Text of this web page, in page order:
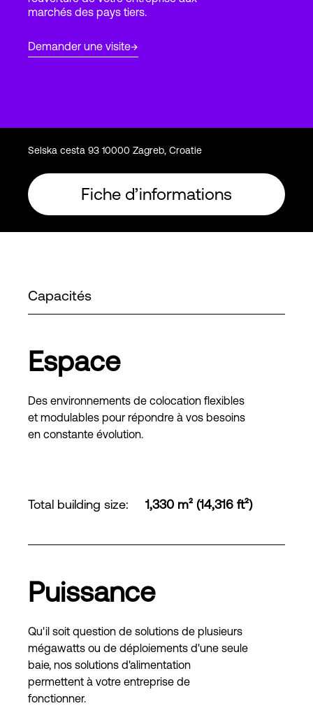
Connexion
marchés des pays tiers.
Demander une visite
Selska cesta 93 10000 Zagreb, Croatie
Fiche d’informations
Capacités
Espace
Des environnements de colocation flexibles
et modulables pour répondre à vos besoins
en constante évolution.
Total building size: 1,330 m² (14,316 ft²)
Puissance
Qu'il soit question de solutions de plusieurs
mégawatts ou de déploiements d'une seule
baie, nos solutions d'alimentation
permettent à votre entreprise de
fonctionner.